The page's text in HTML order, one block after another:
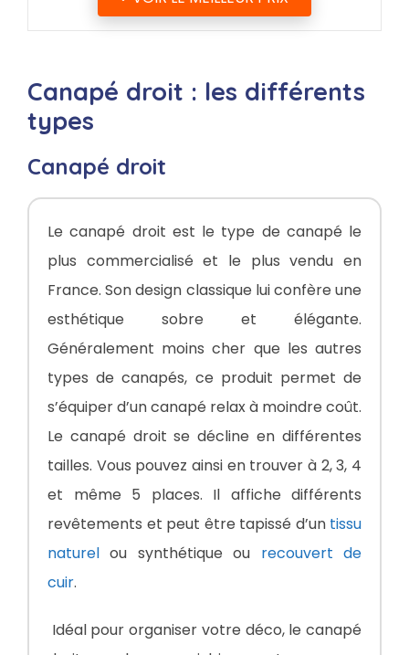
Canapé droit : les différents
types
Canapé droit
Le canapé droit est le type de canapé le
plus commercialisé et le plus vendu en
France. Son design classique lui confère une
esthétique sobre et élégante.
Généralement moins cher que les autres
types de canapés, ce produit permet de
s’équiper d’un canapé relax à moindre coût.
Le canapé droit se décline en différentes
tailles. Vous pouvez ainsi en trouver à 2, 3, 4
et même 5 places. Il affiche différents
revêtements et peut être tapissé d’un tissu
naturel ou synthétique ou recouvert de
cuir.
Idéal pour organiser votre déco, le canapé